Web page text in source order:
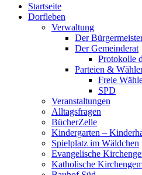
oben
scrollen
Startseite
Dorfleben
Verwaltung
Der
Der Gemeinderat
Protokolle
Parteien &
Freie
SPD
Veranstaltungen
Alltagsfragen
BücherZelle
Kindergarten –
Spielplatz im Wäldchen
Evangelische
Katholische